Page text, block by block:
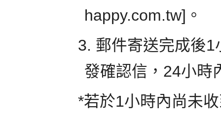
happy.com.tw]。
3. 郵件寄送完成後
發確認信，24小時
*若於1小時內尚未